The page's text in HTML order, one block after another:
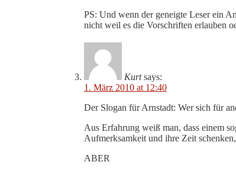
PS: Und wenn der geneigte Leser ein
nicht weil es die Vorschriften erlauben
Kurtsays:
1. März 2010 at 12:40
Der Slogan für Arnstadt: Wer sich für
Aus Erfahrung weiß man, dass einem
Aufmerksamkeit und ihre Zeit
ABER